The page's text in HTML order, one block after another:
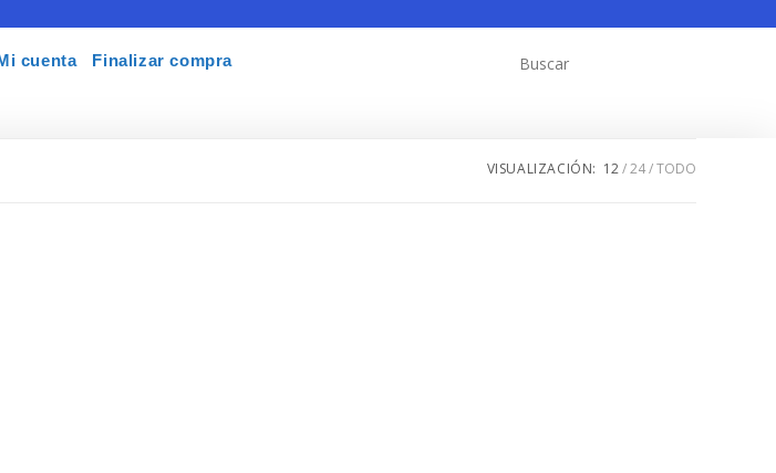
cuenta Finalizar compra
VISUALIZACIÓN: 12 24 TODO